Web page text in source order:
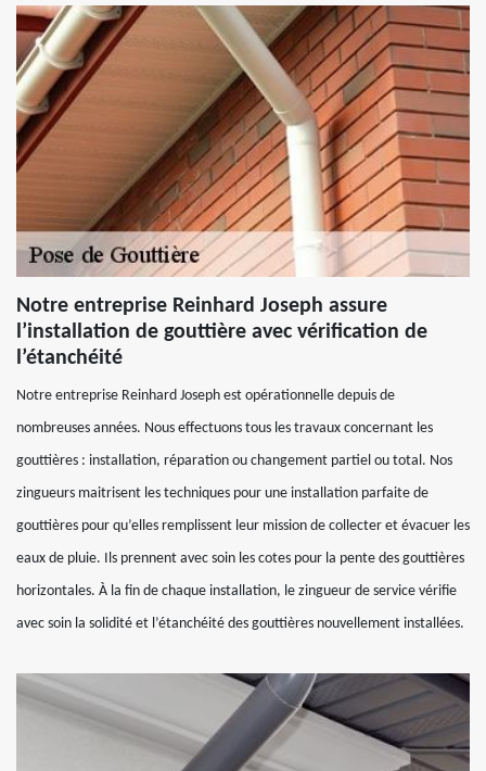
Notre entreprise Reinhard Joseph assure
l’installation de gouttière avec vérification de
l’étanchéité
Notre entreprise Reinhard Joseph est opérationnelle depuis de
nombreuses années. Nous effectuons tous les travaux concernant les
gouttières : installation, réparation ou changement partiel ou total. Nos
zingueurs maitrisent les techniques pour une installation parfaite de
gouttières pour qu’elles remplissent leur mission de collecter et évacuer les
eaux de pluie. Ils prennent avec soin les cotes pour la pente des gouttières
horizontales. À la fin de chaque installation, le zingueur de service vérifie
avec soin la solidité et l’étanchéité des gouttières nouvellement installées.